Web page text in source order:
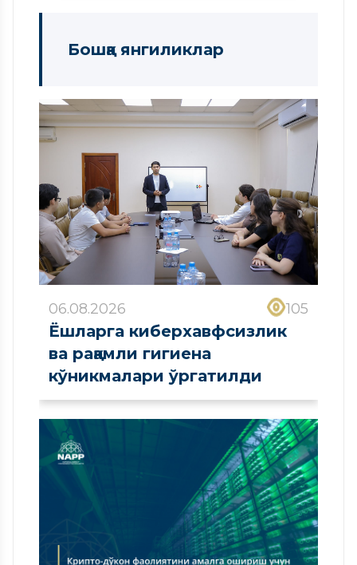
Бошқа янгиликлар
06.08.2026 105
Ёшларга киберхавфсизлик
ва рақамли гигиена
кўникмалари ўргатилди